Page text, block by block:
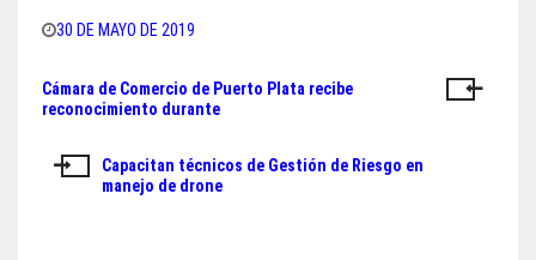
bo
ok
tt ts
A
pp
30 DE MAYO DE 2019
Navegación
entradas
Cámara de Comercio de Puerto Plata recibe
reconocimiento durante
Capacitan técnicos de Gestión de Riesgo en
manejo de drone